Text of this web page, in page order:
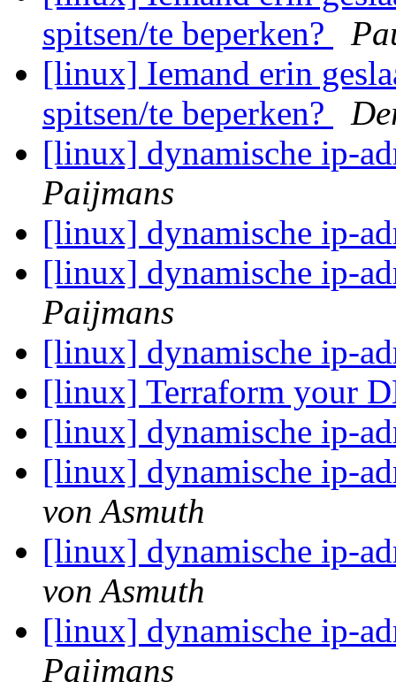
spitsen/te beperken?
[linux] Iemand erin
spitsen/te beperken?
[linux] dynamische ip-
Paijmans
[linux] dynamische ip-
[linux] dynamische ip-
Paijmans
[linux] dynamische ip-
[linux] Terraform your
[linux] dynamische ip-
[linux] dynamische ip-
von Asmuth
[linux] dynamische ip-
von Asmuth
[linux] dynamische ip-
Paijmans